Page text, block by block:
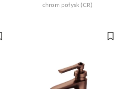
chrom połysk (CR)